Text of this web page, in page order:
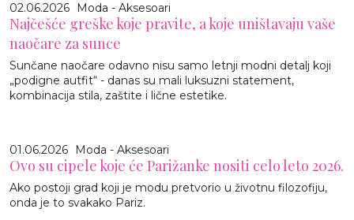
02.06.2026 Moda - Aksesoari
Najčešće greške koje pravite, a koje uništavaju vaše
naočare za sunce
Sunčane naočare odavno nisu samo letnji modni detalj koji
„podigne autfit“ - danas su mali luksuzni statement,
kombinacija stila, zaštite i lične estetike.
01.06.2026 Moda - Aksesoari
Ovo su cipele koje će Parižanke nositi celo leto 2026.
Ako postoji grad koji je modu pretvorio u životnu filozofiju,
onda je to svakako Pariz.